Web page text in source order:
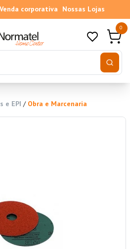
Venda corporativa Nossas Lojas
0
e EPI / Obra e Marcenaria